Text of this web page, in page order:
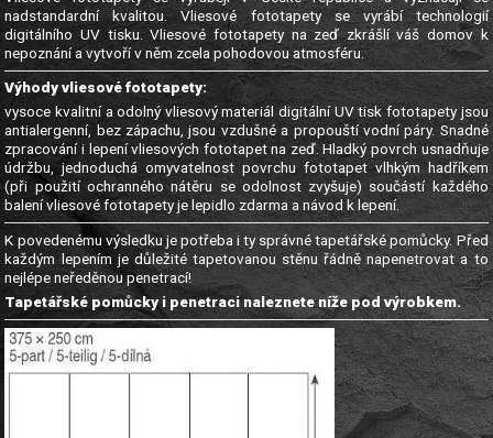
nadstandardní kvalitou. Vliesové fototapety se vyrábí technologií
digitálního UV tisku. Vliesové fototapety na zeď zkrášlí váš domov k
nepoznání a vytvoří v něm zcela pohodovou atmosféru.
Výhody vliesové fototapety:
vysoce kvalitní a odolný vliesový materiál digitální UV tisk fototapety jsou
antialergenní, bez zápachu, jsou vzdušné a propouští vodní páry. Snadné
zpracování i lepení vliesových fototapet na zeď. Hladký povrch usnadňuje
údržbu, jednoduchá omyvatelnost povrchu fototapet vlhkým hadříkem
(při použití ochranného nátěru se odolnost zvyšuje) součástí každého
balení vliesové fototapety je lepidlo zdarma a návod k lepení.
K povedenému výsledku je potřeba i ty správné tapetářské pomůcky. Před
každým lepením je důležité tapetovanou stěnu řádně napenetrovat a to
nejlépe neředěnou penetrací!
Tapetářské pomůcky i penetraci naleznete níže pod výrobkem.